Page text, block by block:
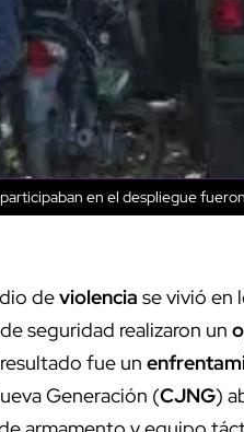
en el despliegue
deviolencia se vivió en
seguridad realizaron un
fue un
Generación (CJNG)